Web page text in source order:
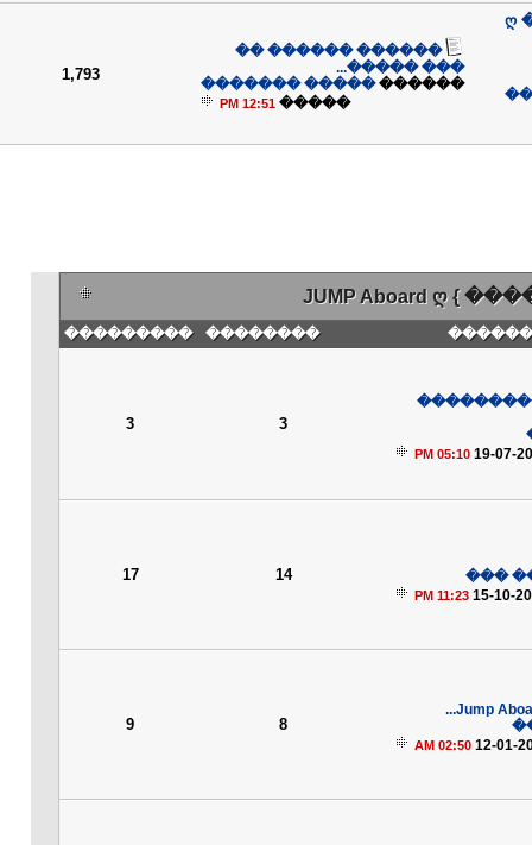
ღ
������ ������ ��
��� �����...
������
����� �������
�����
12:51 PM
1,793
JUMP Aboard ღ {
���
��������
���������
�����
19-07-
05:10 PM
3
3
15-10-
11:23 PM
14
17
Jump
12-01-
02:50 AM
8
9